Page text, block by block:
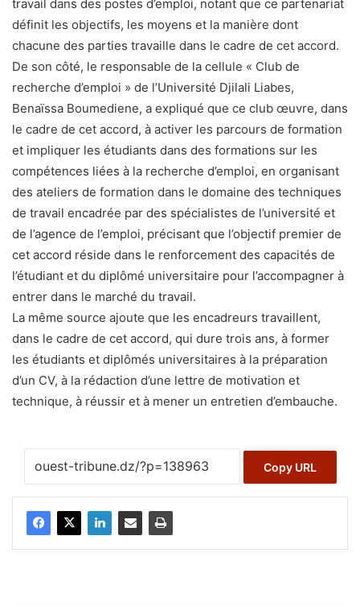
travail dans des postes d’emploi, notant que ce partenariat
définit les objectifs, les moyens et la manière dont
chacune des parties travaille dans le cadre de cet accord.
De son côté, le responsable de la cellule « Club de
recherche d’emploi » de l’Université Djilali Liabes,
Benaïssa Boumediene, a expliqué que ce club œuvre, dans
le cadre de cet accord, à activer les parcours de formation
et impliquer les étudiants dans des formations sur les
compétences liées à la recherche d’emploi, en organisant
des ateliers de formation dans le domaine des techniques
de travail encadrée par des spécialistes de l’université et
de l’agence de l’emploi, précisant que l’objectif premier de
cet accord réside dans le renforcement des capacités de
l’étudiant et du diplômé universitaire pour l’accompagner à
entrer dans le marché du travail.
La même source ajoute que les encadreurs travaillent,
dans le cadre de cet accord, qui dure trois ans, à former
les étudiants et diplômés universitaires à la préparation
d’un CV, à la rédaction d’une lettre de motivation et
technique, à réussir et à mener un entretien d’embauche.
Copy URL